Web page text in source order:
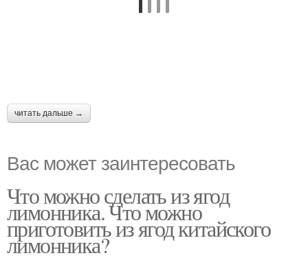
читать дальше →
Вас может заинтересовать
Что можно сделать из ягод
лимонника. Что можно
приготовить из ягод китайского
лимонника?